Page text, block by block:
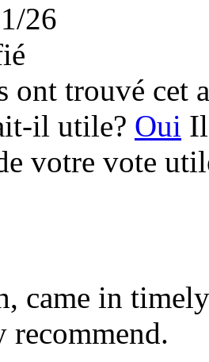
26
ont trouvé cet
il utile? Oui
votre vote
came in